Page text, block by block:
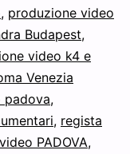
, produzione video
Budapest,
video k4 e
Venezia
padova,
, regista
PADOVA,